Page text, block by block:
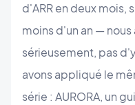
d'ARR en deux mois,
moins d'un an —
sérieusement, pas
avons appliqué le
série : AURORA, un